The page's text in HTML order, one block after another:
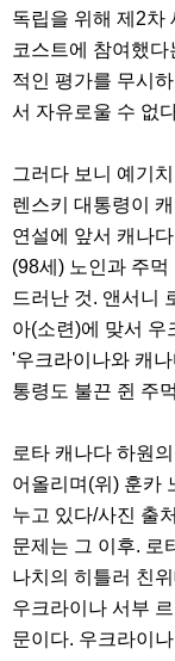
독립을 위해 제2차
코스트에 참여했
적인 평가를 무시
서 자유로울 수 없
그러다 보니 예기
렌스키 대통령이
연설에 앞서 캐나
(98세) 노인과 주
드러난 것. 앤서니
아(소련)에 맞서 우
'우크라이나와 캐
통령도 불끈 쥔 주
로타 캐나다 하원
어올리며(위) 훈카
누고 있다/사진 출
문제는 그 이후. 로
나치의 히틀러 친
우크라이나 서부
문이다. 우크라이